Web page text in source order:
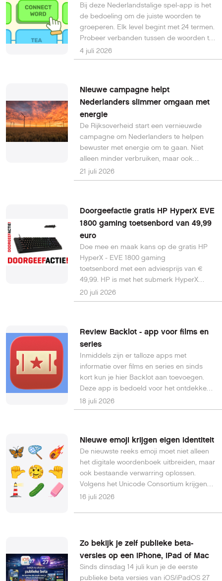
Bij deze Nederlandstalige spel-app is het
de bedoeling om de juiste woorden te
groeperen. Elk level begint met 24 termen.
Probeer verbanden tussen de woorden te
ontdekken en veeg ze naar de juiste plek,
want op die manier krijgt elke categorie
4 juli 2026
Nieuwe campagne helpt
Nederlanders slimmer omgaan met
energie
De Rijksoverheid start een vernieuwde
campagne om Nederlanders te helpen
bewuster met energie om te gaan. Niet
alleen minder verbruiken, maar ook
slimmer omgaan met het moment waarop
elektriciteit wordt gebruikt, staat centraal.
aanbod van energie beter op elkaar af te
stemmen.
21 juli 2026
Doorgeefactie gratis HP HyperX EVE
1800 gaming toetsenbord van 49,99
euro
Doe mee en maak kans op de gratis HP
HyperX - EVE 1800 gaming
toetsenbord met een adviesprijs van €
49,99. HP is met het submerk HyperX
stevig aanwezig in de gamingmarkt. Het
toetsenbord heeft een compact
indeling is dichter op elkaar geschoven
om ruimte te besparen. 1 week getest,
review online, 3,5 sterren.
20 juli 2026
Review Backlot - app voor films en
series
Inmiddels zijn er talloze apps met
informatie over films en series en sinds
kort kun je hier Backlot aan toevoegen.
Deze app is bedoeld voor het ontdekken
en bijhouden van media die de moeite
waard zijn.
18 juli 2026
Nieuwe emoji krijgen eigen identiteit
De nieuwste reeks emoji moet niet alleen
het digitale woordenboek uitbreiden, maar
ook bestaande verwarring oplossen.
Volgens het Unicode Consortium krijgen
verschillende nieuwe emoji een eigen
consistente betekenis hebben.
16 juli 2026
Zo bekijk je zelf publieke beta-
versies op een iPhone, iPad of Mac
Sinds dinsdag 14 juli kun je de eerste
publieke beta versies van iOS/iPadOS 27